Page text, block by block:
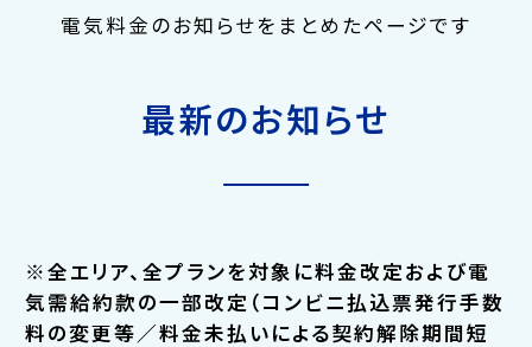
電気料金のお知らせをまとめたページです
最新のお知らせ
※全エリア、全プランを対象に料金改定および電
気需給約款の一部改定（コンビニ払込票発行手数
料の変更等／料金未払いによる契約解除期間短